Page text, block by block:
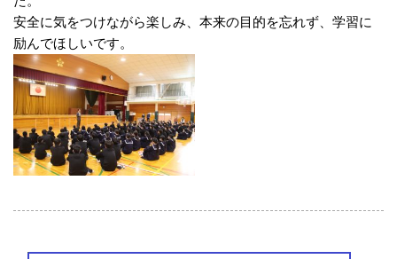
安全に気をつけながら楽しみ、本来の目的を忘れず、学習に
励んでほしいです。